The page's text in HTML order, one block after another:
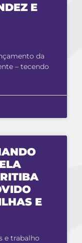
E
da
– tecendo
E
e trabalho